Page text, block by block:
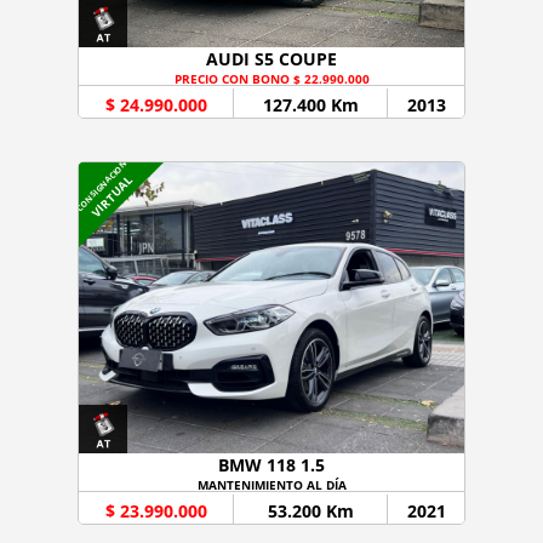
AUDI S5 COUPE
PRECIO CON BONO $ 22.990.000
$ 24.990.000 127.400 Km 2013
CONSIGNACION
VIRTUAL
BMW 118 1.5
MANTENIMIENTO AL DÍA
$ 23.990.000 53.200 Km 2021